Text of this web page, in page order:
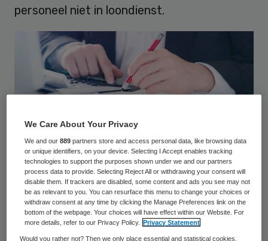
personeel niet in loondienst.
Foto: Gerhard Seybert/stock.adobe.com
Dit blijkt uit de resultaten van de Financiële
Zorgthermometer van Finance Ideas onder
We Care About Your Privacy
We and our889 partners store and access personal data, like browsing data
or unique identifiers, on your device. Selecting I Accept enables tracking
technologies to support the purposes shown under we and our partners
process data to provide. Selecting Reject All or withdrawing your consent will
disable them. If trackers are disabled, some content and ads you see may not
be as relevant to you. You can resurface this menu to change your choices or
withdraw consent at any time by clicking the Manage Preferences link on the
bottom of the webpage. Your choices will have effect within our Website. For
more details, refer to our Privacy Policy.
Privacy Statement
Would you rather not? Then we only place essential and statistical cookies,